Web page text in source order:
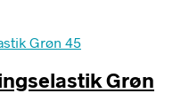
Grøn